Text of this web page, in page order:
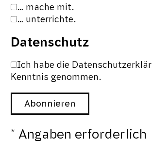
… mache mit.
… unterrichte.
Datenschutz
Ich habe die
Kenntnis genommen.
* Angaben erforderlich